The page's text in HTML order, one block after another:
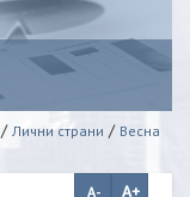
/ Лични страни / Весна